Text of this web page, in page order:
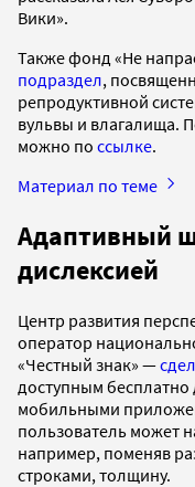
Вики».
Также фонд «Не
подраздел,
репродуктивной
вульвы и влагалища.
можно по ссылке.
Материал по теме
Адаптивный
дислексией
Центр развития
оператор
«Честный знак» —
доступным бесплатно
мобильными
пользователь может
например, поменяв
строками, толщину.